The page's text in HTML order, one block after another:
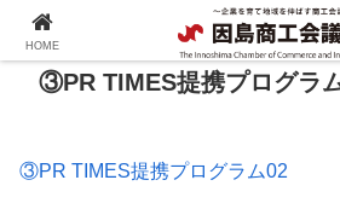
③PR TIMES提携プログラ
③PR TIMES提携プログラム02
HOME